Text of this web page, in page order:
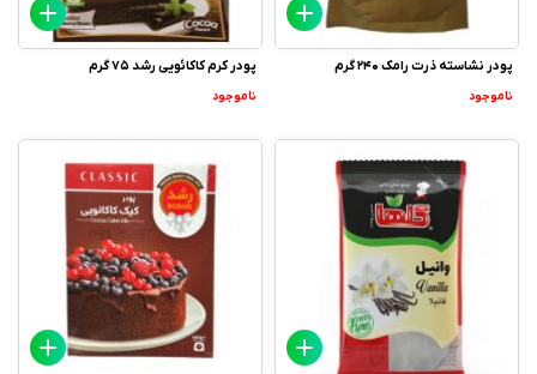
پودر نشاسته ذرت رامک 240 گرم
ناموجود
پودر کرم کاکائویی رشد 75 گرم
ناموجود